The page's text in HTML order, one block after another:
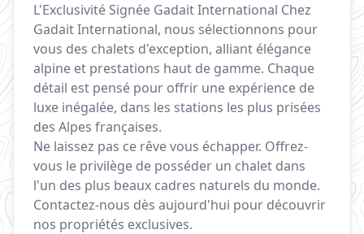
L'Exclusivité Signée Gadait International Chez
Gadait International, nous sélectionnons pour
vous des chalets d'exception, alliant élégance
alpine et prestations haut de gamme. Chaque
détail est pensé pour offrir une expérience de
luxe inégalée, dans les stations les plus prisées
des Alpes françaises.
Ne laissez pas ce rêve vous échapper. Offrez-
vous le privilège de posséder un chalet dans
l'un des plus beaux cadres naturels du monde.
Contactez-nous dès aujourd'hui pour découvrir
nos propriétés exclusives.